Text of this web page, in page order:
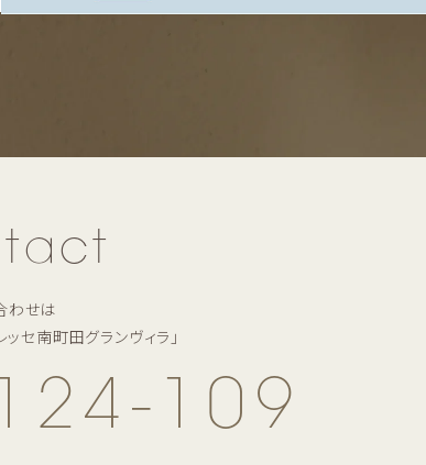
わせは
ッセ南町田グランヴィラ」
109